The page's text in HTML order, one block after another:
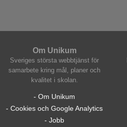
Om Unikum
Sveriges största webbtjänst för
samarbete kring mål, planer och
kvalitet i skolan.
- Om Unikum
- Cookies och Google Analytics
- Jobb